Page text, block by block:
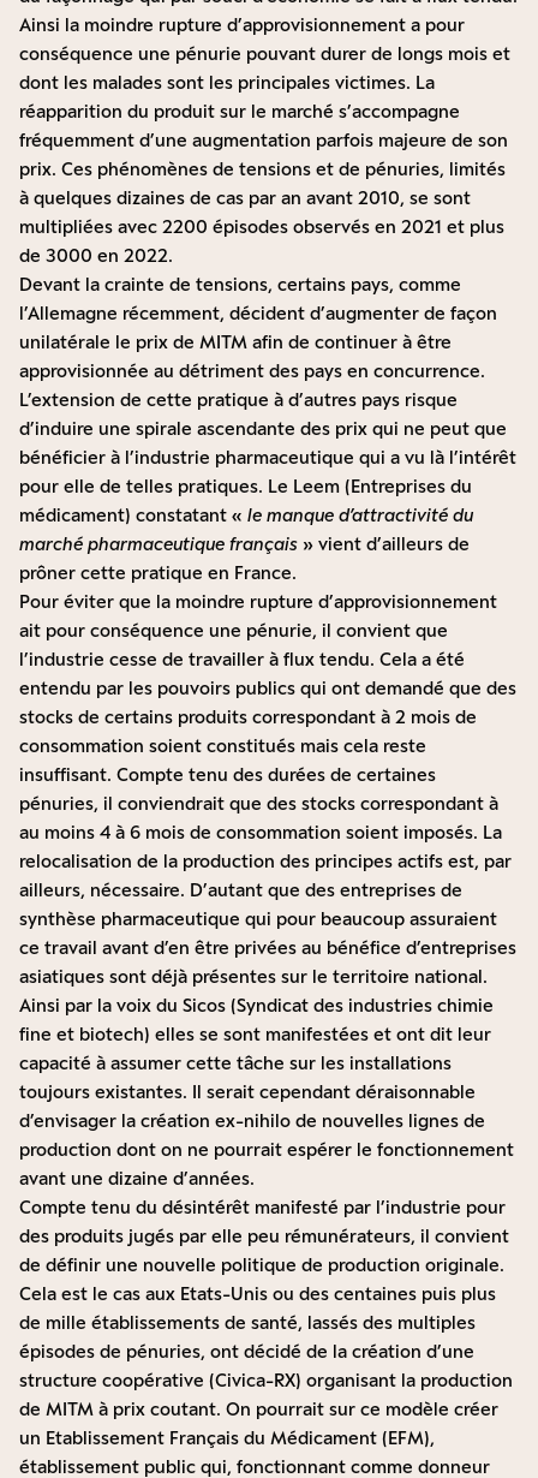
Ainsi la moindre rupture d’approvisionnement a pour
conséquence une pénurie pouvant durer de longs mois et
dont les malades sont les principales victimes. La
réapparition du produit sur le marché s’accompagne
fréquemment d’une augmentation parfois majeure de son
prix. Ces phénomènes de tensions et de pénuries, limités
à quelques dizaines de cas par an avant 2010, se sont
multipliées avec 2200 épisodes observés en 2021 et plus
de 3000 en 2022.
Devant la crainte de tensions, certains pays, comme
l’Allemagne récemment, décident d’augmenter de façon
unilatérale le prix de MITM afin de continuer à être
approvisionnée au détriment des pays en concurrence.
L’extension de cette pratique à d’autres pays risque
d’induire une spirale ascendante des prix qui ne peut que
bénéficier à l’industrie pharmaceutique qui a vu là l’intérêt
pour elle de telles pratiques. Le Leem (Entreprises du
médicament) constatant « le manque d’attractivité du
marché pharmaceutique français » vient d’ailleurs de
prôner cette pratique en France.
Pour éviter que la moindre rupture d’approvisionnement
ait pour conséquence une pénurie, il convient que
l’industrie cesse de travailler à flux tendu. Cela a été
entendu par les pouvoirs publics qui ont demandé que des
stocks de certains produits correspondant à 2 mois de
consommation soient constitués mais cela reste
insuffisant. Compte tenu des durées de certaines
pénuries, il conviendrait que des stocks correspondant à
au moins 4 à 6 mois de consommation soient imposés. La
relocalisation de la production des principes actifs est, par
ailleurs, nécessaire. D’autant que des entreprises de
synthèse pharmaceutique qui pour beaucoup assuraient
ce travail avant d’en être privées au bénéfice d’entreprises
asiatiques sont déjà présentes sur le territoire national.
Ainsi par la voix du Sicos (Syndicat des industries chimie
fine et biotech) elles se sont manifestées et ont dit leur
capacité à assumer cette tâche sur les installations
toujours existantes. Il serait cependant déraisonnable
d’envisager la création ex-nihilo de nouvelles lignes de
production dont on ne pourrait espérer le fonctionnement
avant une dizaine d’années.
Compte tenu du désintérêt manifesté par l’industrie pour
des produits jugés par elle peu rémunérateurs, il convient
de définir une nouvelle politique de production originale.
Cela est le cas aux Etats-Unis ou des centaines puis plus
de mille établissements de santé, lassés des multiples
épisodes de pénuries, ont décidé de la création d’une
structure coopérative (Civica-RX) organisant la production
de MITM à prix coutant. On pourrait sur ce modèle créer
un Etablissement Français du Médicament (EFM),
établissement public qui, fonctionnant comme donneur